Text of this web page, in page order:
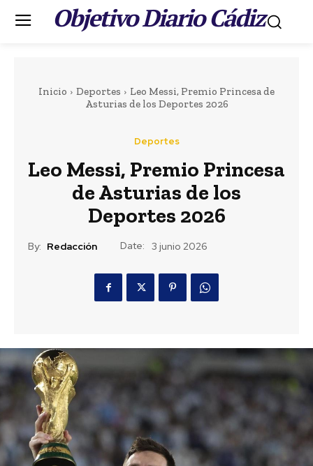
Objetivo Diario Cádiz.
Inicio Deportes
Leo Messi, Premio Princesa de
Asturias de los Deportes 2026
Deportes
Leo Messi, Premio Princesa
de Asturias de los
Deportes 2026
By: Redacción Date: 3 junio 2026